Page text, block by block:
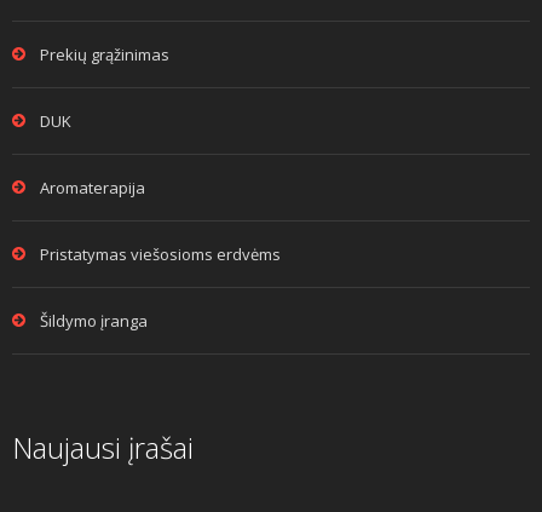
Prekių grąžinimas
DUK
Aromaterapija
Pristatymas viešosioms erdvėms
Šildymo įranga
Naujausi įrašai